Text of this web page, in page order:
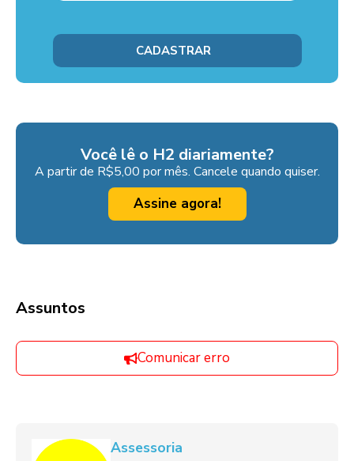
Você lê o H2 diariamente?
A partir de R$5,00 por mês. Cancele quando quiser.
Assine agora!
Assuntos
Comunicar erro
Assessoria